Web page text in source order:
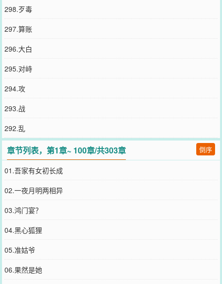
298.歹毒
297.算账
296.大白
295.对峙
294.攻
293.战
292.乱
章节列表，第1章~ 100章/共303章 倒序
01.吾家有女初长成
02.一夜月明两相异
03.鸿门宴？
04.黑心狐狸
05.准姑爷
06.果然是她